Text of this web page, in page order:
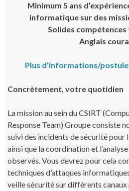
Minimum 5 ans
informatique sur des
Solides compétences
Anglais
Plus d’informations/
Concrètement, votre quotidien
La mission au sein du CSIRT
Response Team) Groupe consiste
suivi des incidents de sécurité pour
ainsi que la coordination et
observés. Vous devrez pour cela
techniques d’attaques
veille sécurité sur différents